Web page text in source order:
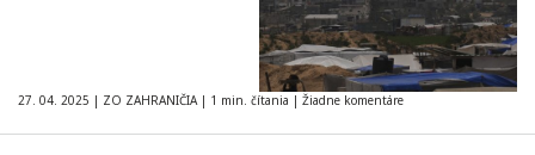
27. 04. 2025 | ZO ZAHRANIČIA | 1 min. čítania | Žiadne komentáre